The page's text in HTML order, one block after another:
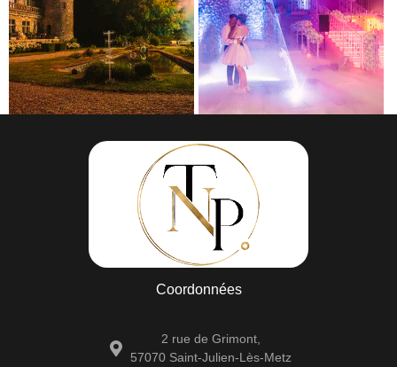
Coordonnées
2 rue de Grimont,
57070 Saint-Julien-Lès-Metz